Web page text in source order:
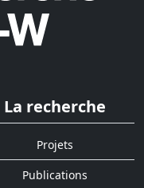
La recherche
Projets
Publications